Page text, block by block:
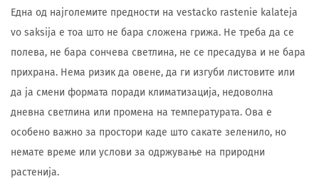
Една од најголемите предности на vestacko rastenie kalateja
vo saksija е тоа што не бара сложена грижа. Не треба да се
полева, не бара сончева светлина, не се пресадува и не бара
прихрана. Нема ризик да овене, да ги изгуби листовите или
да ја смени формата поради климатизација, недоволна
дневна светлина или промена на температурата. Ова е
особено важно за простори каде што сакате зеленило, но
немате време или услови за одржување на природни
растенија.